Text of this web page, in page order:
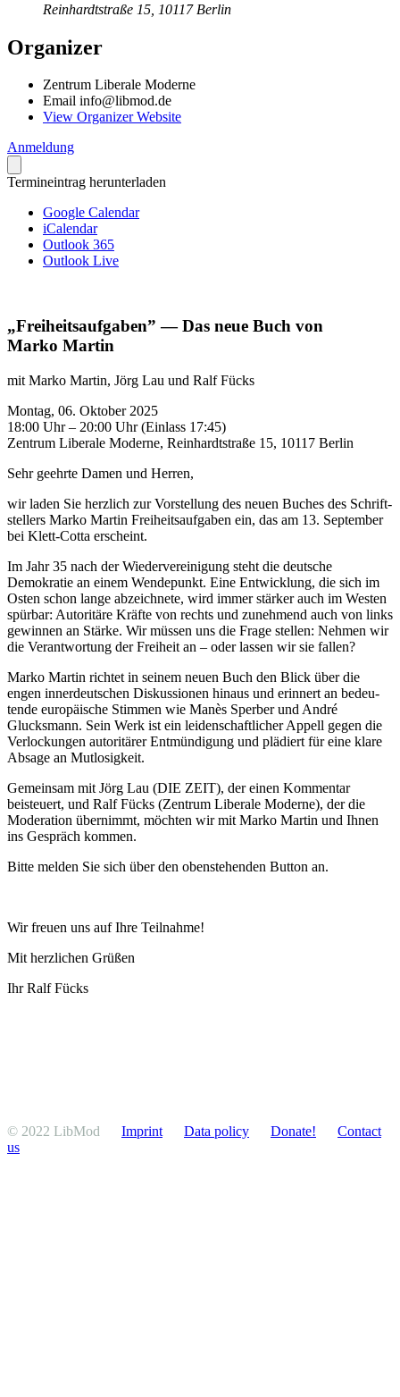
Reinhardtstraße 15, 10117 Berlin
Organizer
Zentrum Liberale Moderne
Email info@libmod.de
View Organizer Website
Anmeldung
Termineintrag herunterladen
Google Calendar
iCalendar
Outlook 365
Outlook Live
„Freiheit­sauf­gaben” — Das neue Buch von
Marko Martin
mit Marko Martin, Jörg Lau und Ralf Fücks
Montag, 06. Oktober 2025
18:00 Uhr – 20:00 Uhr (Einlass 17:45)
Zentrum Liberale Moderne, Reinhardt­straße 15, 10117 Berlin
Sehr geehrte Damen und Herren,
wir laden Sie herzlich zur Vorstellung des neuen Buches des Schrift­
stellers Marko Martin Freiheit­sauf­gaben ein, das am 13. September
bei Klett-Cotta erscheint.
Im Jahr 35 nach der Wiedervere­inigung steht die deutsche
Demokratie an einem Wendepunkt. Eine Entwicklung, die sich im
Osten schon lange abzeichnete, wird immer stärker auch im Westen
spürbar: Autoritäre Kräfte von rechts und zunehmend auch von links
gewinnen an Stärke. Wir müssen uns die Frage stellen: Nehmen wir
die Verant­wortung der Freiheit an – oder lassen wir sie fallen?
Marko Martin richtet in seinem neuen Buch den Blick über die
engen innerdeutschen Diskus­sionen hinaus und erinnert an bedeu­
tende europäische Stimmen wie Manès Sperber und André
Glucksmann. Sein Werk ist ein leiden­schaftlicher Appell gegen die
Verlock­ungen autoritärer Entmündigung und plädiert für eine klare
Absage an Mutlosigkeit.
Gemeinsam mit Jörg Lau (DIE ZEIT), der einen Kommentar
beisteuert, und Ralf Fücks (Zentrum Liberale Moderne), der die
Moder­ation übernimmt, möchten wir mit Marko Martin und Ihnen
ins Gespräch kommen.
Bitte melden Sie sich über den obenste­henden Button an.
Wir freuen uns auf Ihre Teilnahme!
Mit herzlichen Grüßen
Ihr Ralf Fücks
© 2022 LibMod Imprint Data policy Donate!
Contact
us